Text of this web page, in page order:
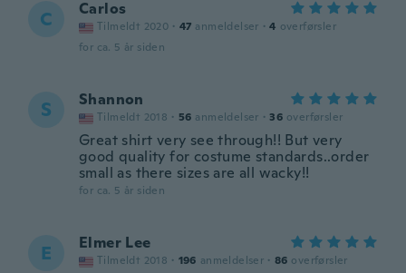
C Carlos
Tilmeldt 2020 · 47 anmeldelser · 4 overførsler
for ca. 5 år siden
S Shannon
Tilmeldt 2018 · 56 anmeldelser · 36 overførsler
Great shirt very see through!! But very
good quality for costume standards..order
small as there sizes are all wacky!!
for ca. 5 år siden
E Elmer Lee
Tilmeldt 2018 · 196 anmeldelser · 86 overførsler